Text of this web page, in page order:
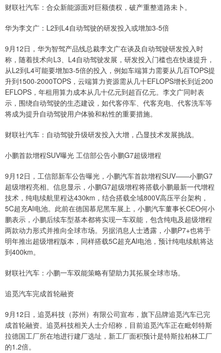
财联社汽车：合众新能源面对巨额债权，破产重整道路未卜。
华为李文广：L2到L4自动驾驶的研发投入或增加3-5倍
9月12日，华为智驾产品线总裁李文广在谈及自动驾驶研发投入时
称，随着技术向L3、L4自动驾驶发展，研发投入门槛也在快速提升，
从L2到L4可能要增加3-5倍的投入，例如车端算力需要从几百TOPS提
升到1500-2000TOPS，云端算力资源需从几十EFLOPS增长到近200
EFLOPS，年租用算力成本从几十亿元到超百亿元。李文广同时表
示，围绕自动驾驶的生态建设，如代客停车、代客充电、代客洗车等
将成为提升自动驾驶用户体验和粘性的重要措施。
财联社汽车：自动驾驶升级研发投入大增，凸显技术发展挑战。
小鹏首款增程SUV曝光 工信部公告小鹏G7超级增程
9月12日，工信部新车公告曝光，小鹏汽车首款增程SUV——小鹏G7
超级增程亮相。信息显示，小鹏G7超级增程将搭载小鹏最新一代增程
技术，纯电续航里程达430km，结合搭载全域800V高压平台架构，
5C超充AI电池。此前在德国慕尼黑车展上，小鹏汽车董事长CEO何小
鹏表示，小鹏后续车型基本都将实现一车双能，包含纯电及超级增程
两款动力形式并推向全球市场。另据消息人士透露，小鹏P7+也将于
明年推出超级增程版本，同样搭载5C超充AI电池，预计纯电续航将达
到400km。
财联社汽车：小鹏一车双能策略有望助力其拓展全球市场。
追觅汽车完成首轮融资
9月12日，追觅科技（苏州）有限公司宣布，旗下品牌追觅汽车已完
成首轮融资。追觅科技相关人士介绍称，目前追觅汽车正在毗邻特斯
拉德国工厂所在地进行建厂选址，新工厂面积预计是特斯拉柏林工厂
的1.2倍。